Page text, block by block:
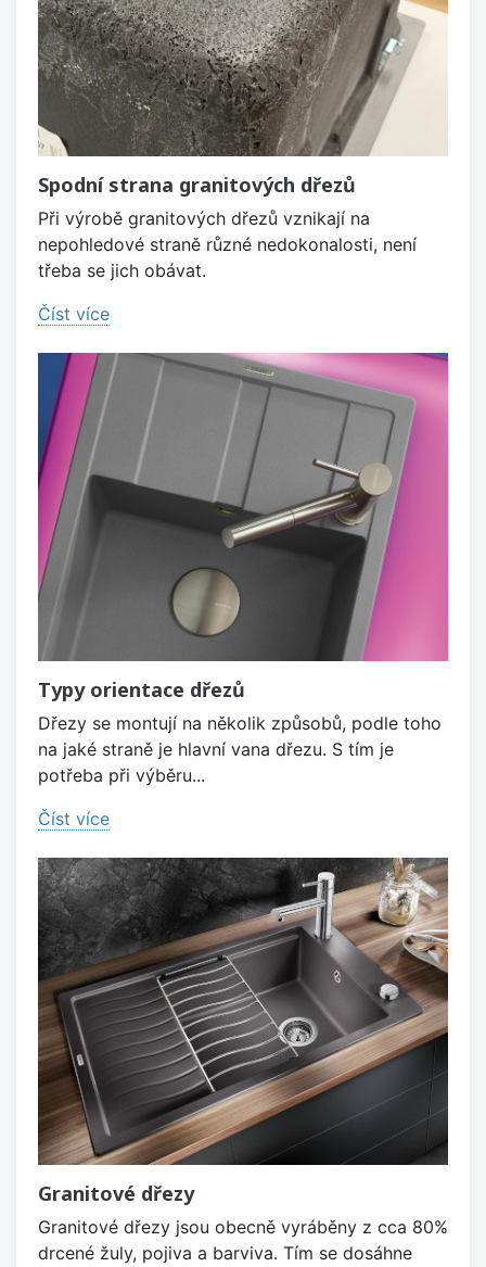
Spodní strana granitových dřezů
Při výrobě granitových dřezů vznikají na
nepohledové straně různé nedokonalosti, není
třeba se jich obávat.
Číst více
Typy orientace dřezů
Dřezy se montují na několik způsobů, podle toho
na jaké straně je hlavní vana dřezu. S tím je
potřeba při výběru...
Číst více
Granitové dřezy
Granitové dřezy jsou obecně vyráběny z cca 80%
drcené žuly, pojiva a barviva. Tím se dosáhne